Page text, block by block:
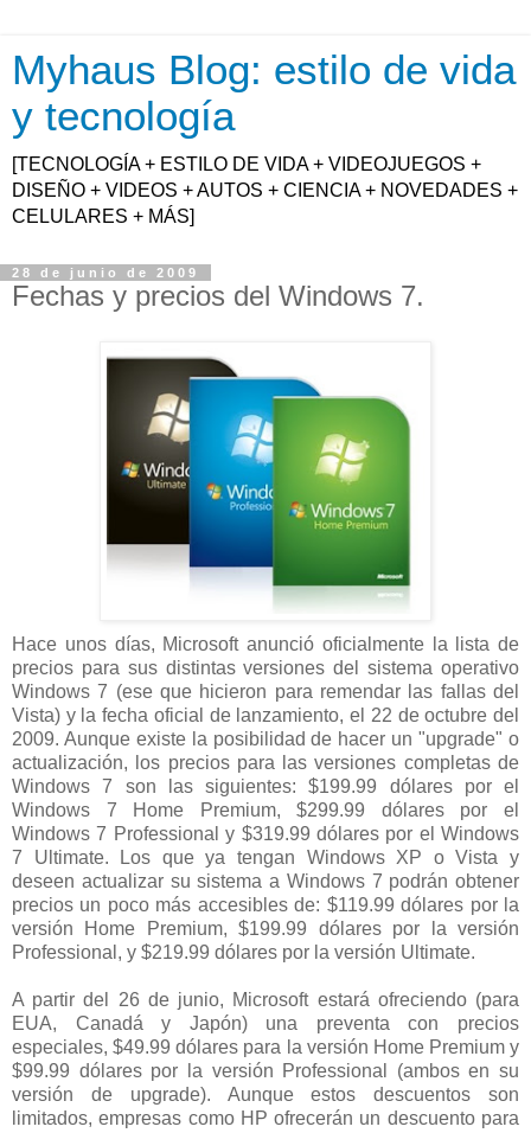
Myhaus Blog: estilo de vida
y tecnología
[TECNOLOGÍA + ESTILO DE VIDA + VIDEOJUEGOS +
DISEÑO + VIDEOS + AUTOS + CIENCIA + NOVEDADES +
CELULARES + MÁS]
28 de junio de 2009
Fechas y precios del Windows 7.
Hace unos días, Microsoft anunció oficialmente la lista de
precios para sus distintas versiones del sistema operativo
Windows 7 (ese que hicieron para remendar las fallas del
Vista) y la fecha oficial de lanzamiento, el 22 de octubre del
2009. Aunque existe la posibilidad de hacer un "upgrade" o
actualización, los precios para las versiones completas de
Windows 7 son las siguientes: $199.99 dólares por el
Windows 7 Home Premium, $299.99 dólares por el
Windows 7 Professional y $319.99 dólares por el Windows
7 Ultimate. Los que ya tengan Windows XP o Vista y
deseen actualizar su sistema a Windows 7 podrán obtener
precios un poco más accesibles de: $119.99 dólares por la
versión Home Premium, $199.99 dólares por la versión
Professional, y $219.99 dólares por la versión Ultimate.
A partir del 26 de junio, Microsoft estará ofreciendo (para
EUA, Canadá y Japón) una preventa con precios
especiales, $49.99 dólares para la versión Home Premium y
$99.99 dólares por la versión Professional (ambos en su
versión de upgrade). Aunque estos descuentos son
limitados, empresas como HP ofrecerán un descuento para